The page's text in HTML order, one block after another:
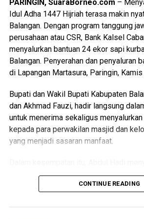
Pada usianya yang ke-76 ini,
mengusung tema besar “Banua Rakat,
Tema ini merefleksikan bahwa segala
dan pembangunan yang dirasakan oleh
lahir dari fondasi kebersamaan,
gotong royong yang kuat dari seluruh
Dalam sambutannya, Wagub
salam dan ucapan selamat dari
kepada seluruh masyarakat Kotabaru.
Kotabaru. Semoga di usia yang
Saijaan terus tumbuh menjadi banua
PARINGIN, SuaraBorneo.com –
Idul Adha 1447 Hijriah terasa makin
Balangan. Dengan program tanggung
perusahaan atau CSR, Bank Kalsel
menyalurkan bantuan 24 ekor sapi
Balangan. Penyerahan dan penyaluran
di Lapangan Martasura, Paringin,
Bupati dan Wakil Bupati Kabupaten
dan Akhmad Fauzi, hadir langsung
untuk menerima sekaligus
kepada para perwakilan masjid dan
yang menjadi sasaran manfaat.
syukur dan apresiasi yang tinggi atas
Kalsel. Menurutnya, langkah ini
Daerah dalam mendukung kegiatan
CONTINUE READING